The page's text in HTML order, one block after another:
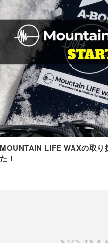
MOUNTAIN LIFE WAXの取り
た！